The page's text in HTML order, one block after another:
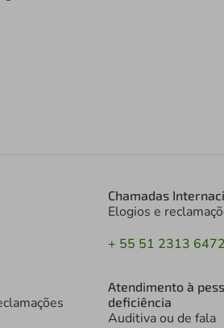
Chamadas
Elogios e
+ 55 51 2313 6472
Atendimento à
deficiência
Auditiva ou de fala